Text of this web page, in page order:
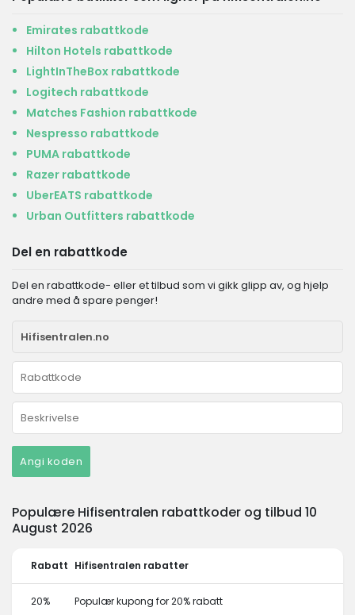
Emirates rabattkode
Hilton Hotels rabattkode
LightInTheBox rabattkode
Logitech rabattkode
Matches Fashion rabattkode
Nespresso rabattkode
PUMA rabattkode
Razer rabattkode
UberEATS rabattkode
Urban Outfitters rabattkode
Del en rabattkode
Del en rabattkode- eller et tilbud som vi gikk glipp av, og hjelp
andre med å spare penger!
Angi koden
Populære Hifisentralen rabattkoder og tilbud 10
August 2026
Rabatt Hifisentralen rabatter
20% Populær kupong for 20% rabatt